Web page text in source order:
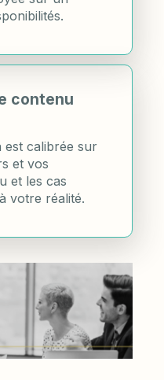
contenu
est calibrée sur
et vos
et les cas
votre réalité.